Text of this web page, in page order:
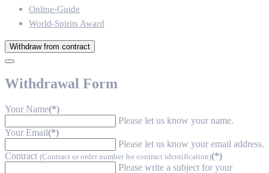
Online-Guide
World-Spirits Award
Withdraw from contract
Withdrawal Form
Your Name(*)
Please let us know your name.
Your Email(*)
Please let us know your email address.
Contract (Contract or order number for contract identification)(*)
Please write a subject for your